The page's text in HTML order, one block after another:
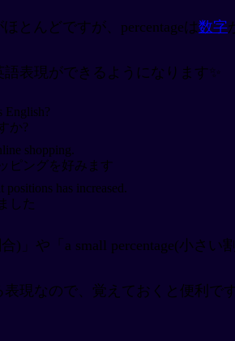
とんどですが、percentageは数字
表現ができるようになります✨
English?
か?
shopping.
ピングを好みます
positions has increased.
した
合)」や「a small percentage(小
現なので、覚えておくと便利で